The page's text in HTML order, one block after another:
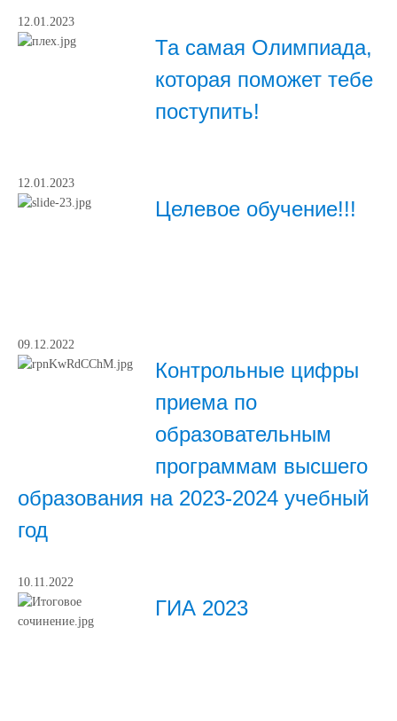
12.01.2023
Та самая Олимпиада,
которая поможет тебе
поступить!
12.01.2023
Целевое обучение!!!
09.12.2022
Контрольные цифры
приема по
образовательным
программам высшего
образования на 2023-2024 учебный
год
10.11.2022
ГИА 2023